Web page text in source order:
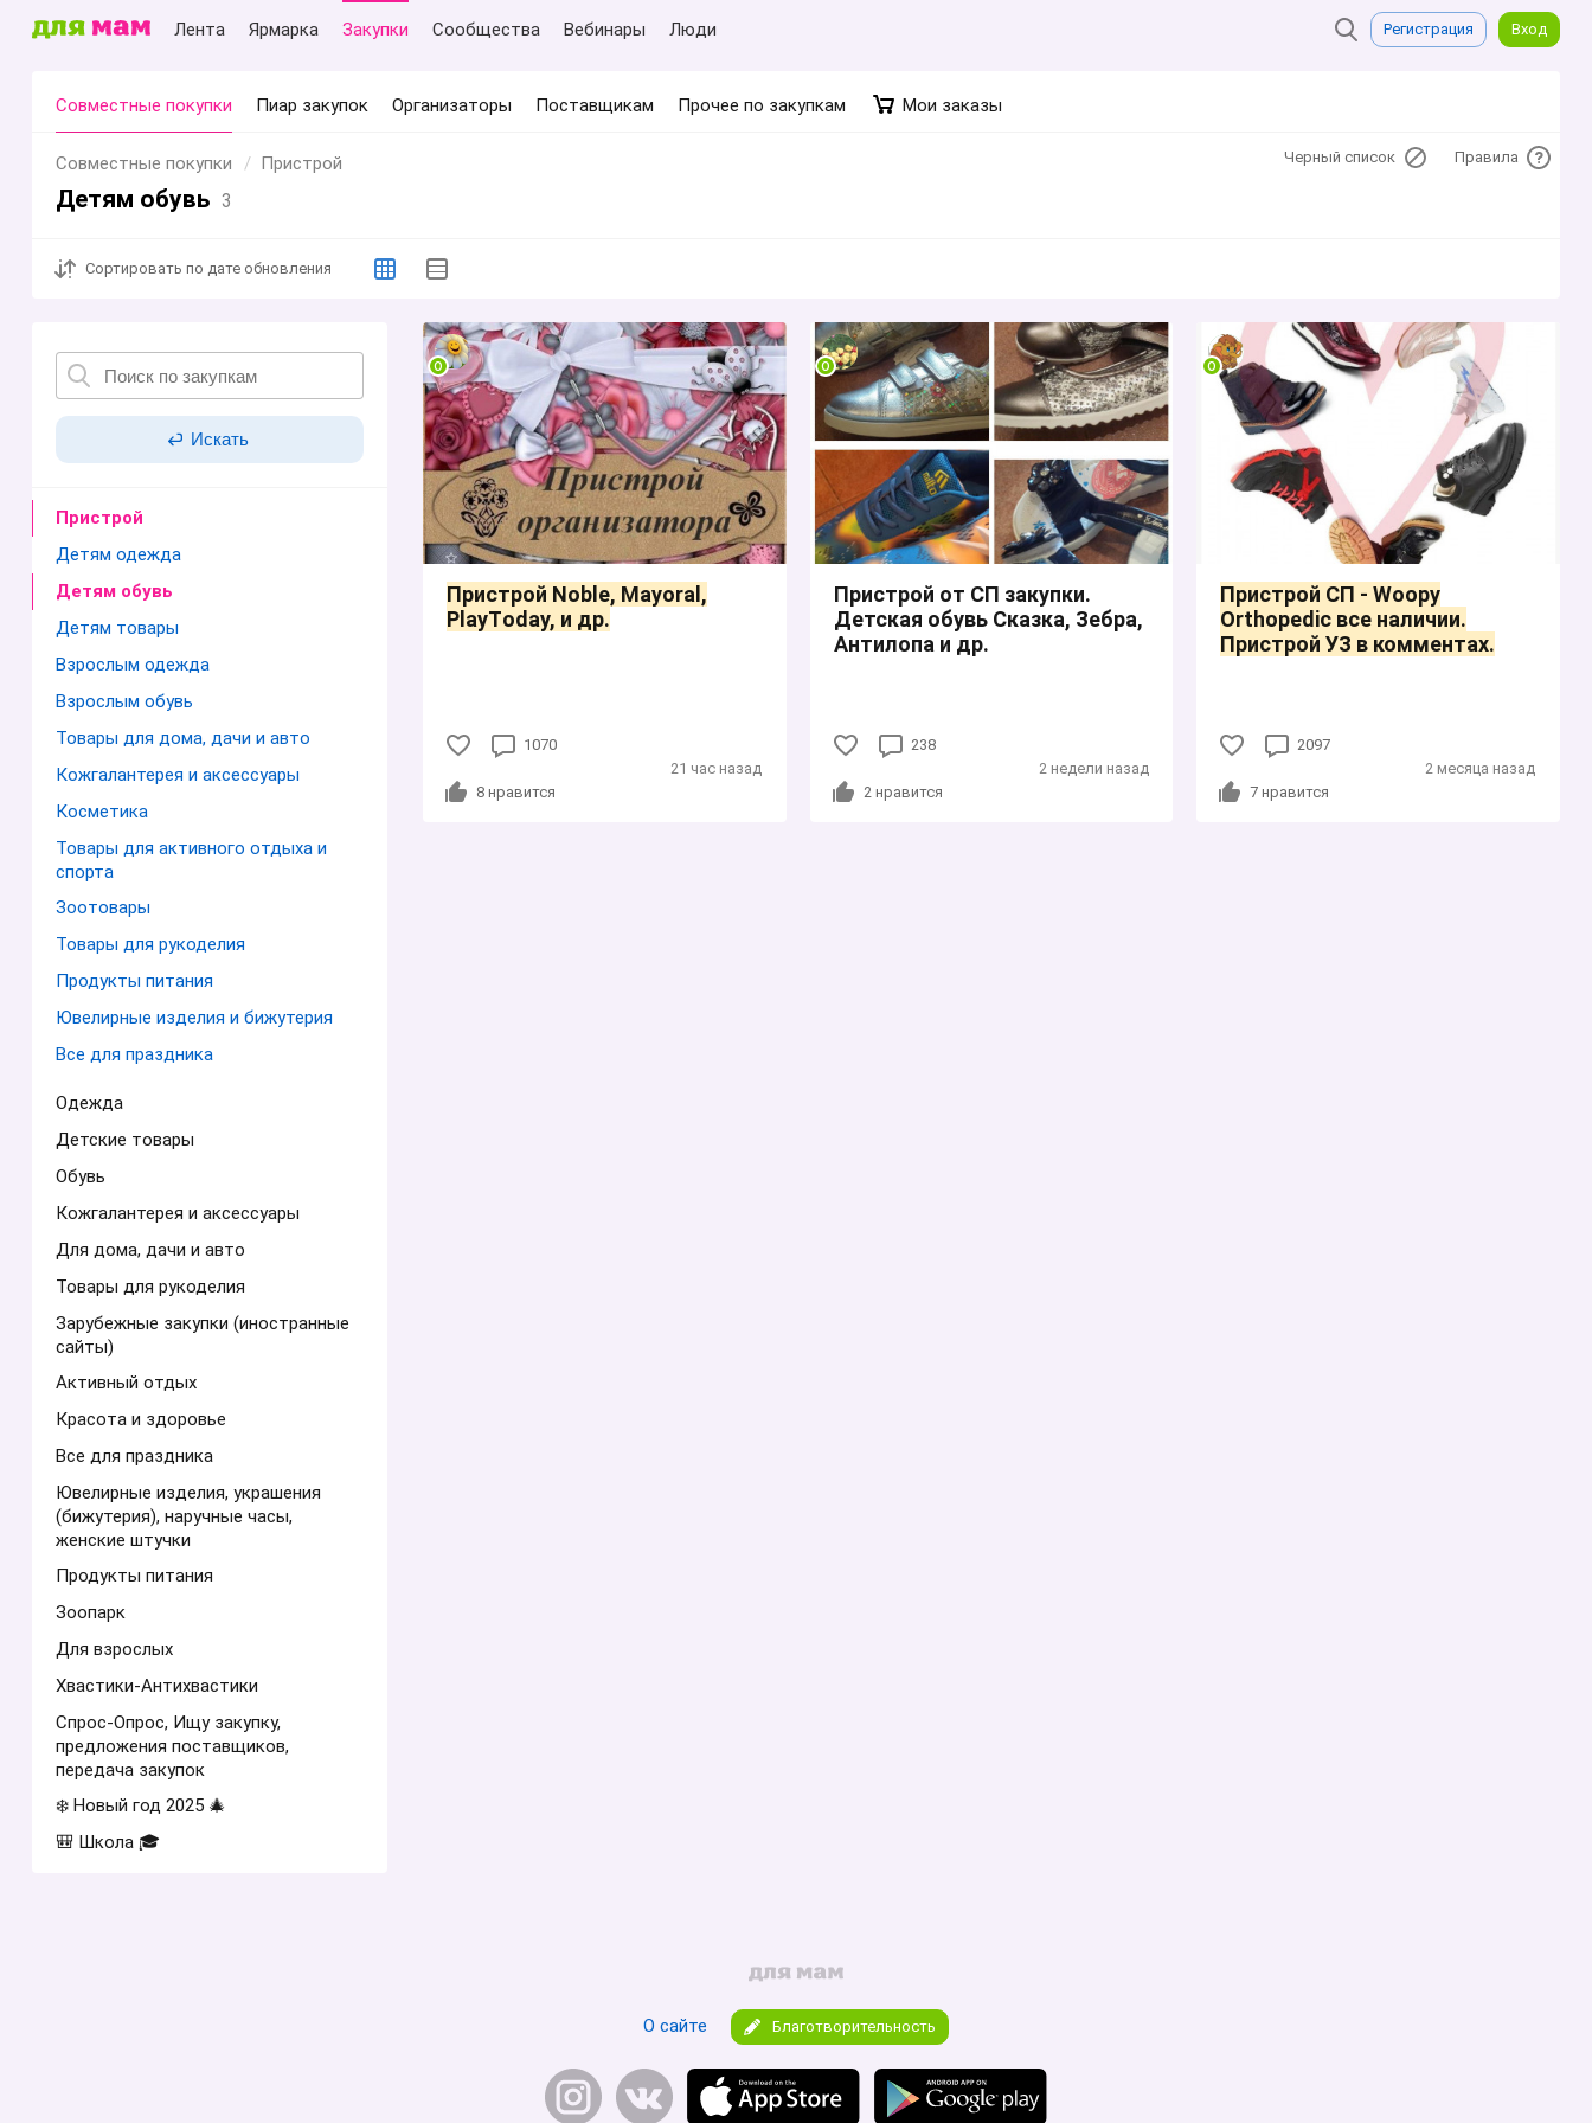
Лента Ярмарка Закупки Сообщества Вебинары Люди Регистрация Вход
Совместные покупки Пиар закупок Организаторы Поставщикам Прочее по закупкам Мои заказы
Черный список Правила
Совместные покупки Пристрой
Детям обувь 3
Сортировать по дате обновления
Искать
Пристрой
Детям одежда
Детям обувь
Детям товары
Взрослым одежда
Взрослым обувь
Товары для дома, дачи и авто
Кожгалантерея и аксессуары
Косметика
Товары для активного отдыха и
спорта
Зоотовары
Товары для рукоделия
Продукты питания
Ювелирные изделия и бижутерия
Все для праздника
Одежда
Детские товары
Обувь
Кожгалантерея и аксессуары
Для дома, дачи и авто
Товары для рукоделия
Зарубежные закупки (иностранные
сайты)
Активный отдых
Красота и здоровье
Все для праздника
Ювелирные изделия, украшения
(бижутерия), наручные часы,
женские штучки
Продукты питания
Зоопарк
Для взрослых
Хвастики-Антихвастики
Спрос-Опрос, Ищу закупку,
предложения поставщиков,
передача закупок
❄️ Новый год 2025 🎄
🎒 Школа 🎓
Пристрой Nоble, Mаyоral,
PlаyTоdаy, и др.
1070
8 нравится
21 час назад
Пристрой от СП закупки.
Детская обувь Сказка, Зебра,
Антилопа и др.
238
2нравится
2 недели назад
Пристрой СП - Woopy
Orthopedic все наличии.
Пристрой УЗ в комментах.
2097
7 нравится
2 месяца назад
О сайте Благотворительность